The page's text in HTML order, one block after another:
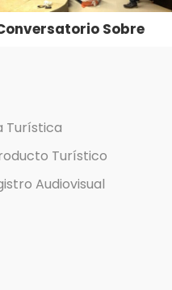
Sobre
Turística
Turístico
Audiovisual